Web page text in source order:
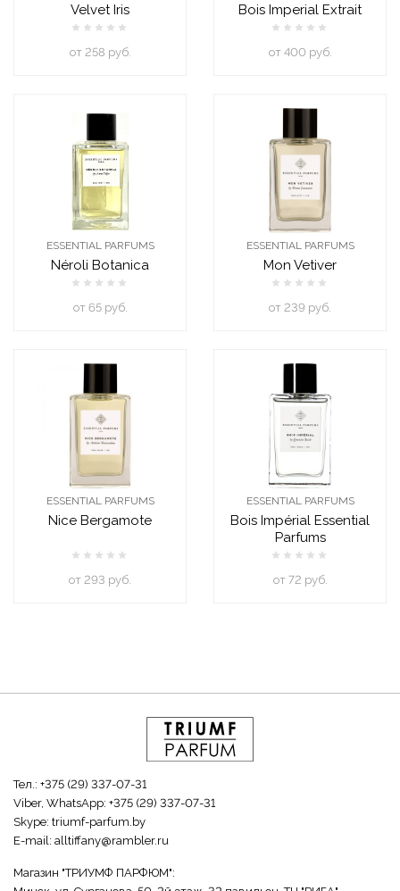
Velvet Iris
oт 258 руб.
Bois Imperial Extrait
oт 400 руб.
ESSENTIAL PARFUMS
Néroli Botanica
oт 65 руб.
ESSENTIAL PARFUMS
Mon Vetiver
oт 239 руб.
ESSENTIAL PARFUMS
Nice Bergamote
oт 293 руб.
ESSENTIAL PARFUMS
Bois Impérial Essential
Parfums
oт 72 руб.
Тел.: +375 (29) 337-07-31
Viber, WhatsApp: +375 (29) 337-07-31
Skype: triumf-parfum.by
E-mail: alltiffany@rambler.ru
Магазин "ТРИУМФ ПАРФЮМ":